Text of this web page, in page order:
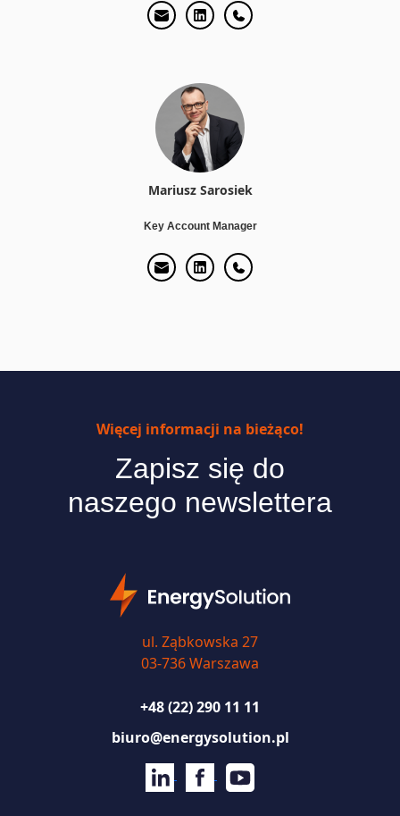
Mariusz Sarosiek
Key Account Manager
Więcej informacji na bieżąco!
Zapisz się do
naszego newslettera
ul. Ząbkowska 27
03-736 Warszawa
+48 (22) 290 11 11
biuro@energysolution.pl